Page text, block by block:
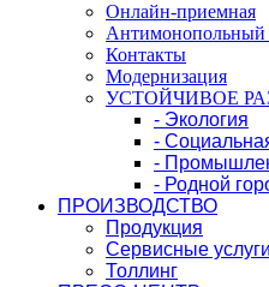
Онлайн-приемная
Антимонопольный
Контакты
Модернизация
УСТОЙЧИВОЕ
- Экология
-
-
- Родной
ПРОИЗВОДСТВО
Продукция
Сервисные услуги
Толлинг